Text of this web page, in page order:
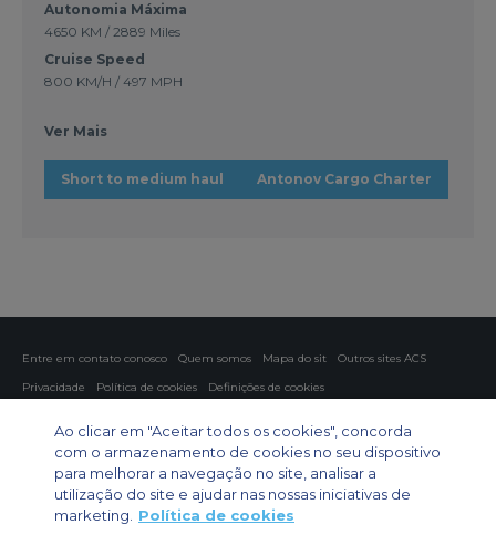
Autonomia Máxima
4650 KM / 2889 Miles
Cruise Speed
800 KM/H / 497 MPH
Ver Mais
Short to medium haul Antonov Cargo Charter
Entre em contato conosco Quem somos Mapa do sit
Outros sites ACS
Privacidade
Política de cookies
Definições de cookies
Guia de aeronaves
Private Charter App
Ao clicar em "Aceitar todos os cookies", concorda
com o armazenamento de cookies no seu dispositivo
para melhorar a navegação no site, analisar a
utilização do site e ajudar nas nossas iniciativas de
marketing.
Política de cookies